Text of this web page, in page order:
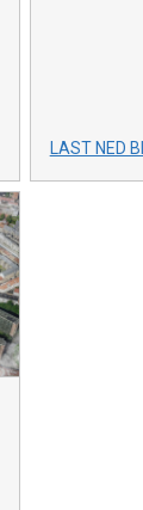
LAST NED